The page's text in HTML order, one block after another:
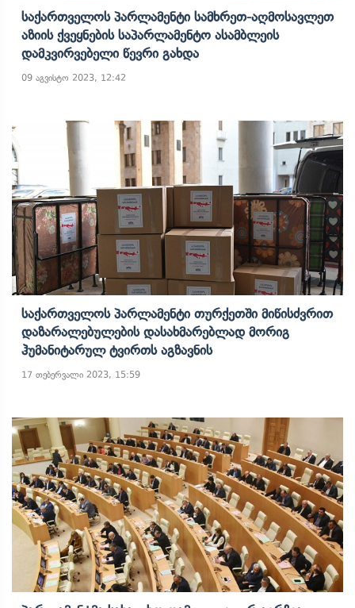
Საქართველოს Პარლამენტი Სამხრეთ-Აღმოსავლეთ
Აზიის Ქვეყნების Საპარლამენტო Ასამბლეის
Დამკვირვებელი Წევრი Გახდა
09 აგვისტო 2023, 12:42
Საქართველოს Პარლამენტი Თურქეთში Მიწისძვრით
Დაზარალებულების Დასახმარებლად Მორიგ
Ჰუმანიტარულ Ტვირთს Აგზავნის
17 თებერვალი 2023, 15:59